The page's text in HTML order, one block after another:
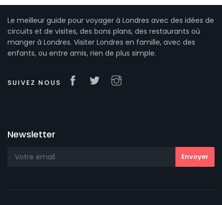
Le meilleur guide pour voyager à Londres avec des idées de
circuits et de visites, des bons plans, des restaurants où
manger à Londres. Visiter Londres en famille, avec des
enfants, ou entre amis, rien de plus simple.
SUIVEZ NOUS
Newsletter